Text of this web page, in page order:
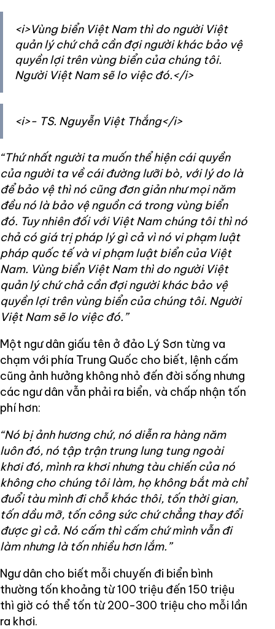
<i>Vùng biển Việt Nam thì do người Việt
quản lý chứ chả cần đợi người khác bảo vệ
quyền lợi trên vùng biển của chúng tôi.
Người Việt Nam sẽ lo việc đó.</i>
<i>- TS. Nguyễn Việt Thắng</i>
“Thứ nhất người ta muốn thể hiện cái quyền
của người ta về cái đường lưỡi bò, với lý do là
để bảo vệ thì nó cũng đơn giản như mọi năm
đều nó là bảo vệ nguồn cá trong vùng biển
đó. Tuy nhiên đối với Việt Nam chúng tôi thì nó
chả có giá trị pháp lý gì cả vì nó vi phạm luật
pháp quốc tế và vi phạm luật biển của Việt
Nam. Vùng biển Việt Nam thì do người Việt
quản lý chứ chả cần đợi người khác bảo vệ
quyền lợi trên vùng biển của chúng tôi. Người
Việt Nam sẽ lo việc đó.”
Một ngư dân giấu tên ở đảo Lý Sơn từng va
chạm với phía Trung Quốc cho biết, lệnh cấm
cũng ảnh hưởng không nhỏ đến đời sống nhưng
các ngư dân vẫn phải ra biển, và chấp nhận tốn
phí hơn:
“Nó bị ảnh hương chứ, nó diễn ra hàng năm
luôn đó, nó tập trận trung lung tung ngoài
khơi đó, mình ra khơi nhưng tàu chiến của nó
không cho chúng tôi làm, họ không bắt mà chỉ
đuổi tàu mình đi chỗ khác thôi, tốn thời gian,
tốn dầu mỡ, tốn công sức chứ chẳng thay đổi
được gì cả. Nó cấm thì cấm chứ mình vẫn đi
làm nhưng là tốn nhiều hơn lắm.”
Ngư dân cho biết mỗi chuyến đi biển bình
thường tốn khoảng từ 100 triệu đến 150 triệu
thì giờ có thể tốn từ 200-300 triệu cho mỗi lần
ra khơi.